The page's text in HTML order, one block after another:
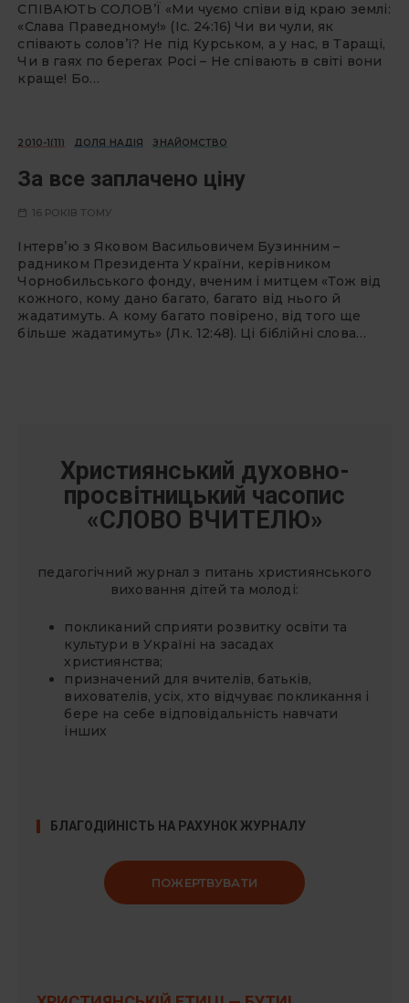
СПІВАЮТЬ СОЛОВ’Ї «Ми чуємо співи від краю землі:
«Слава Праведному!» (Іс. 24:16) Чи ви чули, як
співають солов’ї? Не під Курськом, а у нас, в Таращі,
Чи в гаях по берегах Росі – Не співають в світі вони
краще! Бо…
2010-1(11) ДОЛЯ НАДІЯ ЗНАЙОМСТВО
За все заплачено ціну
16 РОКІВ ТОМУ
Інтерв’ю з Яковом Васильовичем Бузинним –
радником Президента України, керівником
Чорнобильського фонду, вченим і митцем «Тож від
кожного, кому дано багато, багато від нього й
жадатимуть. А кому багато повірено, від того ще
більше жадатимуть» (Лк. 12:48). Ці біблійні слова…
Християнський духовно-
просвітницький часопис
«СЛОВО ВЧИТЕЛЮ»
педагогічний журнал з питань християнського
виховання дітей та молоді:
покликаний сприяти розвитку освіти та
культури в Україні на засадах
християнства;
призначений для вчителів, батьків,
вихователів, усіх, хто відчуває покликання і
бере на себе відповідальність навчати
інших
БЛАГОДІЙНІСТЬ НА РАХУНОК ЖУРНАЛУ
ПОЖЕРТВУВАТИ